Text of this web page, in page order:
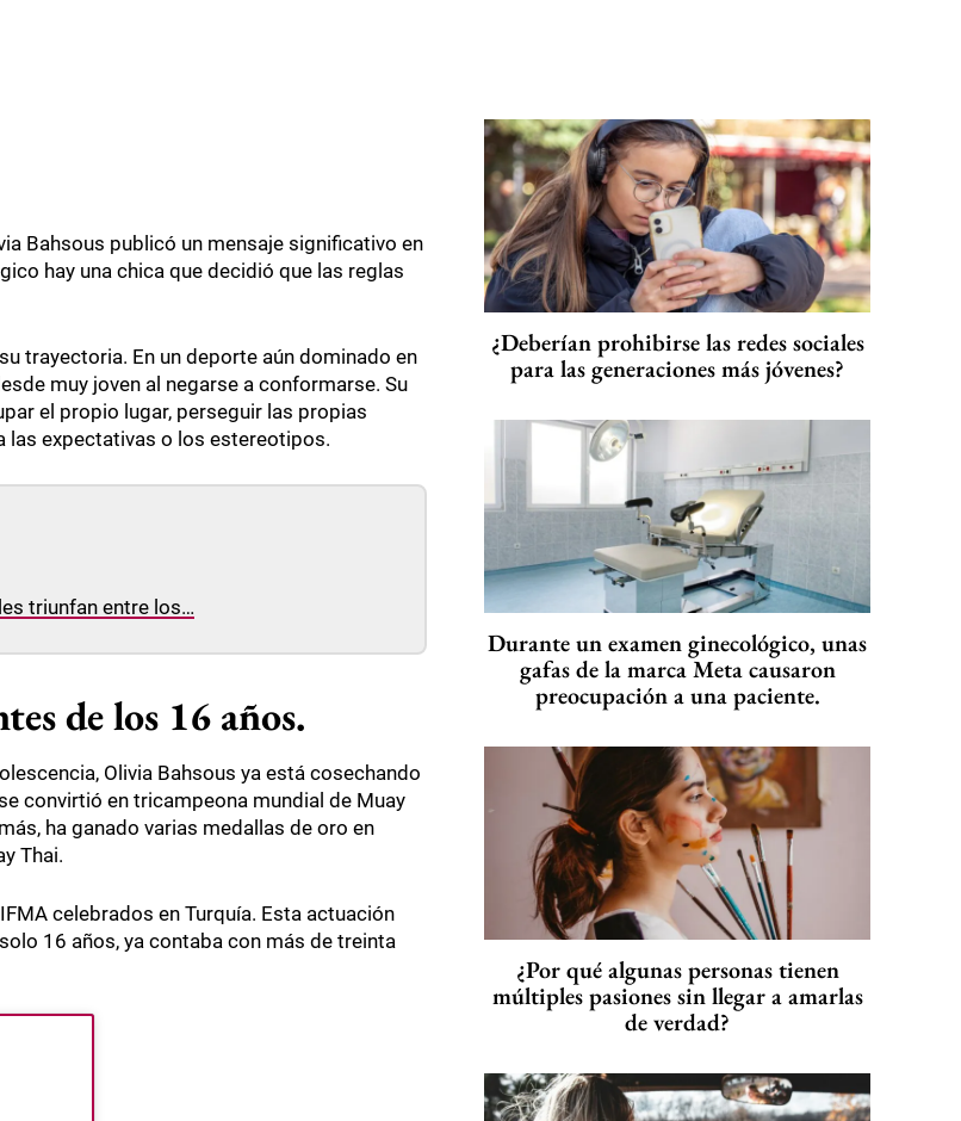
Bahsous publicó un mensaje significativo en
hay una chica que decidió que las reglas
trayectoria. En un deporte aún dominado en
muy joven al negarse a conformarse. Su
el propio lugar, perseguir las propias
las expectativas o los estereotipos.
triunfan entre los…
de los 16 años.
Olivia Bahsous ya está cosechando
convirtió en tricampeona mundial de Muay
ha ganado varias medallas de oro en
Thai.
celebrados en Turquía. Esta actuación
16 años, ya contaba con más de treinta
¿Deberían prohibirse las redes sociales
para las generaciones más jóvenes?
Durante un examen ginecológico, unas
gafas de la marca Meta causaron
preocupación a una paciente.
¿Por qué algunas personas tienen
múltiples pasiones sin llegar a amarlas
de verdad?